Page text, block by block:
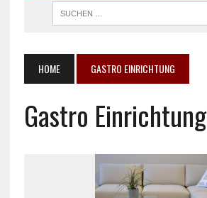
HOME GASTRO EINRICHTUNG
Gastro Einrichtung